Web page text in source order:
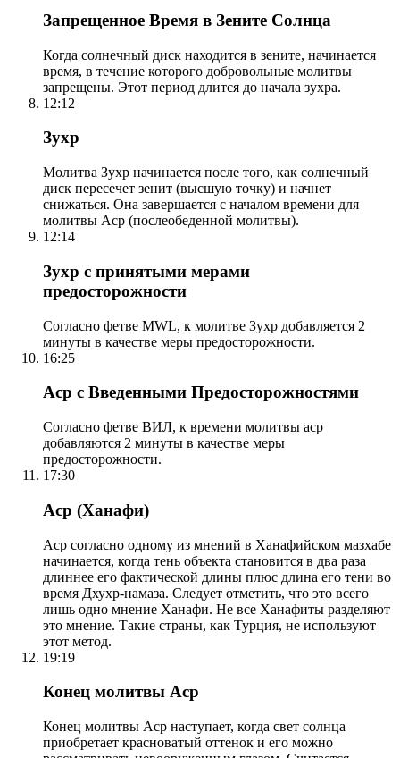
Запрещенное Время в Зените Солнца
Когда солнечный диск находится в зените, начинается
время, в течение которого добровольные молитвы
запрещены. Этот период длится до начала зухра.
12:12
Зухр
Молитва Зухр начинается после того, как солнечный
диск пересечет зенит (высшую точку) и начнет
снижаться. Она завершается с началом времени для
молитвы Аср (послеобеденной молитвы).
12:14
Зухр с принятыми мерами
предосторожности
Согласно фетве MWL, к молитве Зухр добавляется 2
минуты в качестве меры предосторожности.
16:25
Аср с Введенными Предосторожностями
Согласно фетве ВИЛ, к времени молитвы аср
добавляются 2 минуты в качестве меры
предосторожности.
17:30
Аср (Ханафи)
Аср согласно одному из мнений в Ханафийском мазхабе
начинается, когда тень объекта становится в два раза
длиннее его фактической длины плюс длина его тени во
время Дхухр-намаза. Следует отметить, что это всего
лишь одно мнение Ханафи. Не все Ханафиты разделяют
это мнение. Такие страны, как Турция, не используют
этот метод.
19:19
Конец молитвы Аср
Конец молитвы Аср наступает, когда свет солнца
приобретает красноватый оттенок и его можно